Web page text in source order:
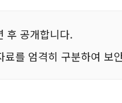
후 공개합니다.
료를 엄격히 구분하여 보